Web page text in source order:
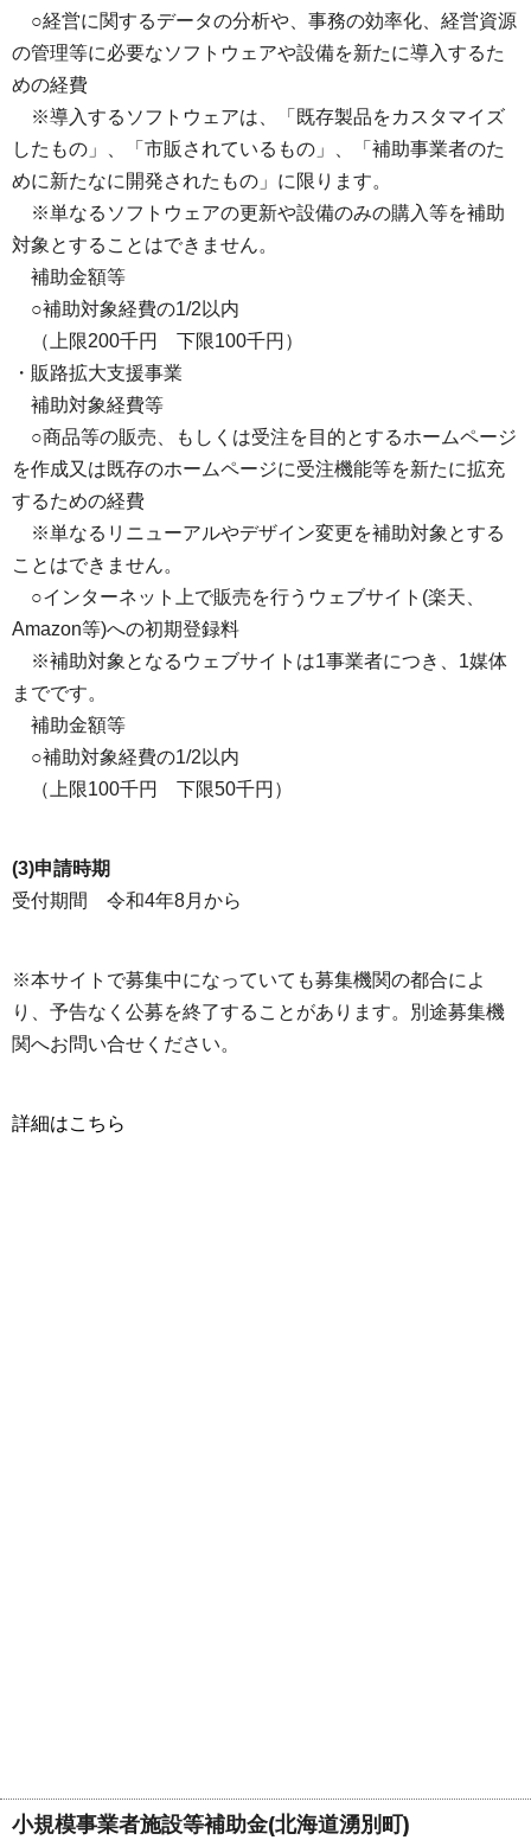
○経営に関するデータの分析や、事務の効率化、経営資源
の管理等に必要なソフトウェアや設備を新たに導入するた
めの経費
※導入するソフトウェアは、「既存製品をカスタマイズ
したもの」、「市販されているもの」、「補助事業者のた
めに新たなに開発されたもの」に限ります。
※単なるソフトウェアの更新や設備のみの購入等を補助
対象とすることはできません。
補助金額等
○補助対象経費の1/2以内
（上限200千円 下限100千円）
・販路拡大支援事業
補助対象経費等
○商品等の販売、もしくは受注を目的とするホームページ
を作成又は既存のホームページに受注機能等を新たに拡充
するための経費
※単なるリニューアルやデザイン変更を補助対象とする
ことはできません。
○インターネット上で販売を行うウェブサイト(楽天、
Amazon等)への初期登録料
※補助対象となるウェブサイトは1事業者につき、1媒体
までです。
補助金額等
○補助対象経費の1/2以内
（上限100千円 下限50千円）
(3)申請時期
受付期間 令和4年8月から
※本サイトで募集中になっていても募集機関の都合によ
り、予告なく公募を終了することがあります。別途募集機
関へお問い合せください。
詳細はこちら
小規模事業者施設等補助金(北海道湧別町)